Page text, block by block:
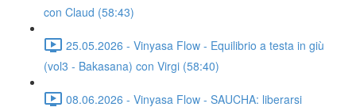
con Claud (58:43)
25.05.2026 - Vinyasa Flow - Equilibrio a testa in giù
(vol3 - Bakasana) con Virgi (58:40)
08.06.2026 - Vinyasa Flow - SAUCHA: liberarsi